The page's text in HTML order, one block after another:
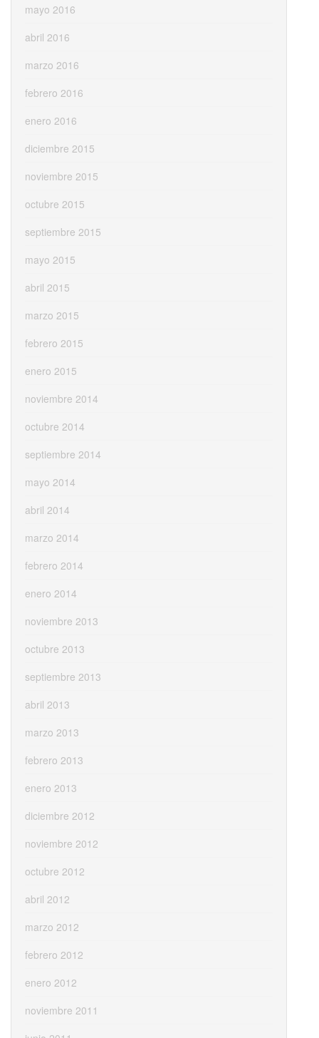
mayo 2016
abril 2016
marzo 2016
febrero 2016
enero 2016
diciembre 2015
noviembre 2015
octubre 2015
septiembre 2015
mayo 2015
abril 2015
marzo 2015
febrero 2015
enero 2015
noviembre 2014
octubre 2014
septiembre 2014
mayo 2014
abril 2014
marzo 2014
febrero 2014
enero 2014
noviembre 2013
octubre 2013
septiembre 2013
abril 2013
marzo 2013
febrero 2013
enero 2013
diciembre 2012
noviembre 2012
octubre 2012
abril 2012
marzo 2012
febrero 2012
enero 2012
noviembre 2011